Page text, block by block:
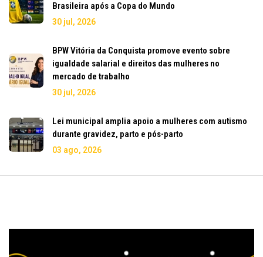
Brasileira após a Copa do Mundo
30 jul, 2026
BPW Vitória da Conquista promove evento sobre
igualdade salarial e direitos das mulheres no
mercado de trabalho
30 jul, 2026
Lei municipal amplia apoio a mulheres com autismo
durante gravidez, parto e pós-parto
03 ago, 2026